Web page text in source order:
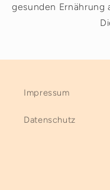
gesunden Ernährung
Impressum
Datenschutz